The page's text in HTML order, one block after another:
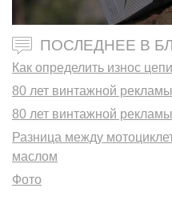
ПОСЛЕДНЕЕ В
Как определить износ
80 лет винтажной
80 лет винтажной
Разница между
маслом
Фото